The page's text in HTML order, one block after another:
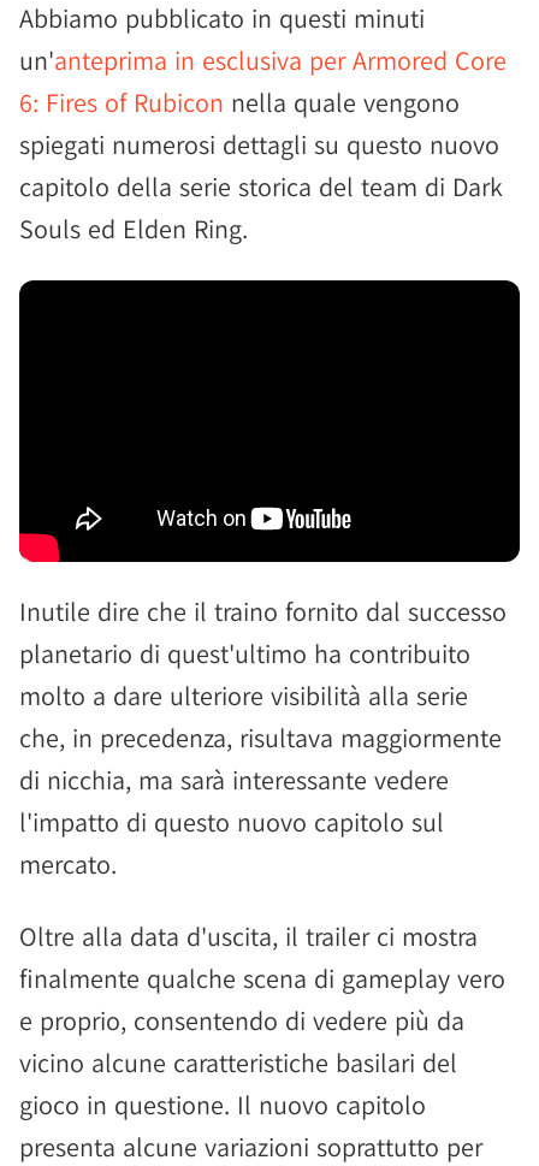
Abbiamo pubblicato in questi minuti
un'anteprima in esclusiva per Armored Core
6: Fires of Rubicon nella quale vengono
spiegati numerosi dettagli su questo nuovo
capitolo della serie storica del team di Dark
Souls ed Elden Ring.
Inutile dire che il traino fornito dal successo
planetario di quest'ultimo ha contribuito
molto a dare ulteriore visibilità alla serie
che, in precedenza, risultava maggiormente
di nicchia, ma sarà interessante vedere
l'impatto di questo nuovo capitolo sul
mercato.
Oltre alla data d'uscita, il trailer ci mostra
finalmente qualche scena di gameplay vero
e proprio, consentendo di vedere più da
vicino alcune caratteristiche basilari del
gioco in questione. Il nuovo capitolo
presenta alcune variazioni soprattutto per